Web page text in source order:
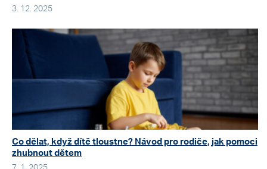
3. 12. 2025
Co dělat, když dítě tloustne? Návod pro rodiče, jak pomoci
zhubnout dětem